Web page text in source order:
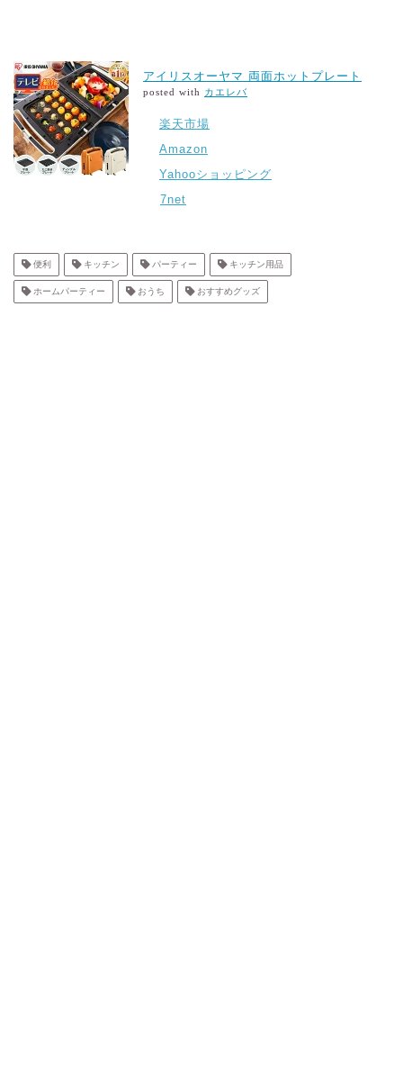
アイリスオーヤマ 両面ホットプレート
posted with カエレバ
楽天市場
Amazon
Yahooショッピング
7net
便利 キッチン パーティー キッチン用品
ホームパーティー おうち おすすめグッズ